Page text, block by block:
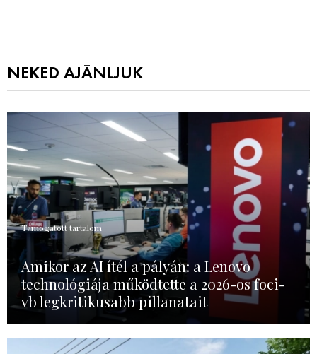
NEKED AJÁNLJUK
Támogatott tartalom
Amikor az AI ítél a pályán: a Lenovo
technológiája működtette a 2026-os foci-
vb legkritikusabb pillanatait